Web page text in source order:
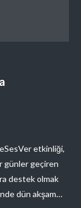
etkinliği,
günler geçiren
destek olmak
dün akşam…